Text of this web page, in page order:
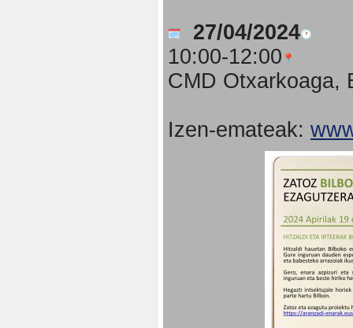
27/04/2024
10:00-12:00
CMD Otxarkoaga,
Izen-emateak: